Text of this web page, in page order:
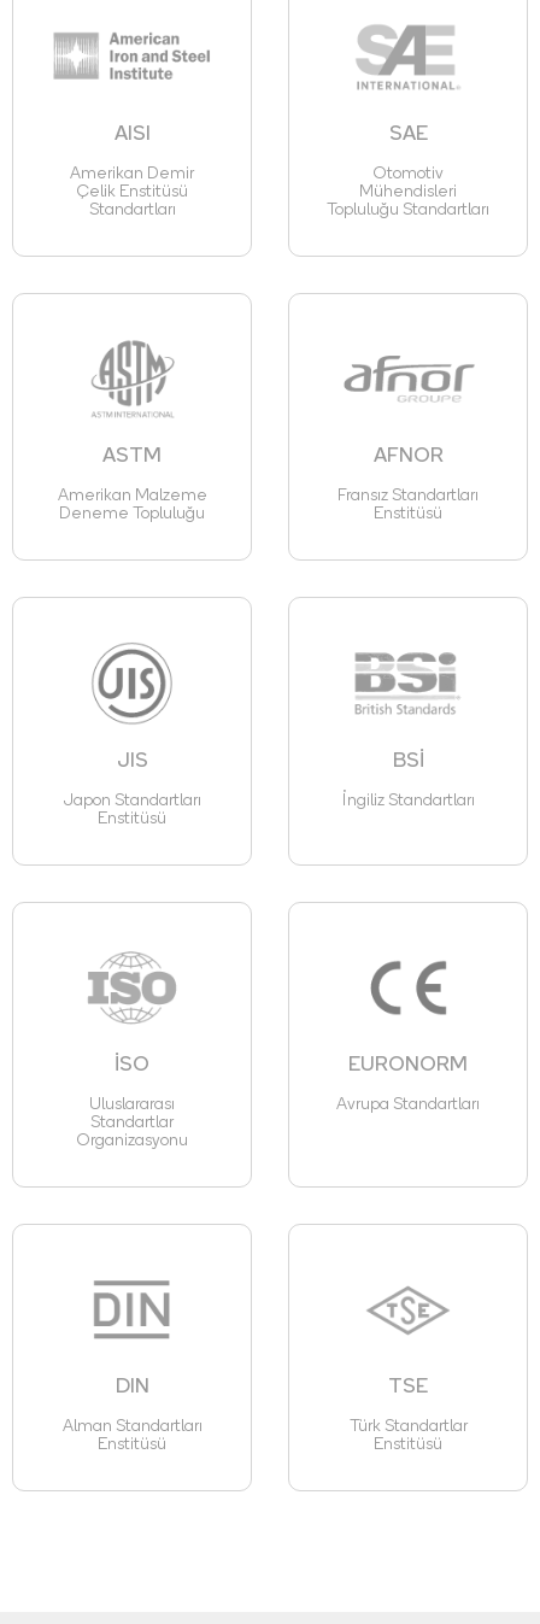
AISI
Amerikan Demir
Çelik Enstitüsü
Standartları
SAE
Otomotiv
Mühendisleri
Topluluğu Standartları
ASTM
Amerikan Malzeme
Deneme Topluluğu
AFNOR
Fransız Standartları
Enstitüsü
JIS
Japon Standartları
Enstitüsü
BSİ
İngiliz Standartları
İSO
Uluslararası
Standartlar
Organizasyonu
EURONORM
Avrupa Standartları
DIN
Alman Standartları
Enstitüsü
TSE
Türk Standartlar
Enstitüsü